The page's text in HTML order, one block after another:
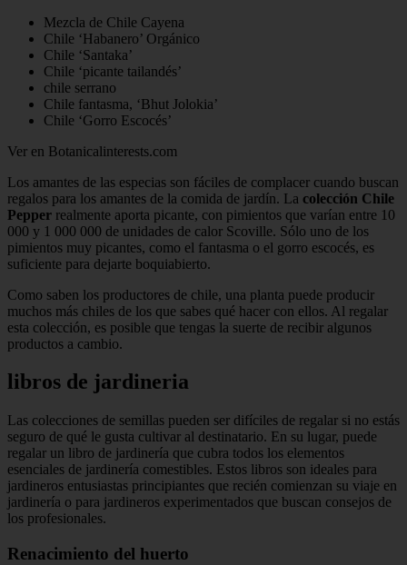
Mezcla de Chile Cayena
Chile ‘Habanero’ Orgánico
Chile ‘Santaka’
Chile ‘picante tailandés’
chile serrano
Chile fantasma, ‘Bhut Jolokia’
Chile ‘Gorro Escocés’
Ver en Botanicalinterests.com
Los amantes de las especias son fáciles de complacer cuando buscan
regalos para los amantes de la comida de jardín. La colección Chile
Pepper realmente aporta picante, con pimientos que varían entre 10
000 y 1 000 000 de unidades de calor Scoville. Sólo uno de los
pimientos muy picantes, como el fantasma o el gorro escocés, es
suficiente para dejarte boquiabierto.
Como saben los productores de chile, una planta puede producir
muchos más chiles de los que sabes qué hacer con ellos. Al regalar
esta colección, es posible que tengas la suerte de recibir algunos
productos a cambio.
libros de jardineria
Las colecciones de semillas pueden ser difíciles de regalar si no estás
seguro de qué le gusta cultivar al destinatario. En su lugar, puede
regalar un libro de jardinería que cubra todos los elementos
esenciales de jardinería comestibles. Estos libros son ideales para
jardineros entusiastas principiantes que recién comienzan su viaje en
jardinería o para jardineros experimentados que buscan consejos de
los profesionales.
Renacimiento del huerto